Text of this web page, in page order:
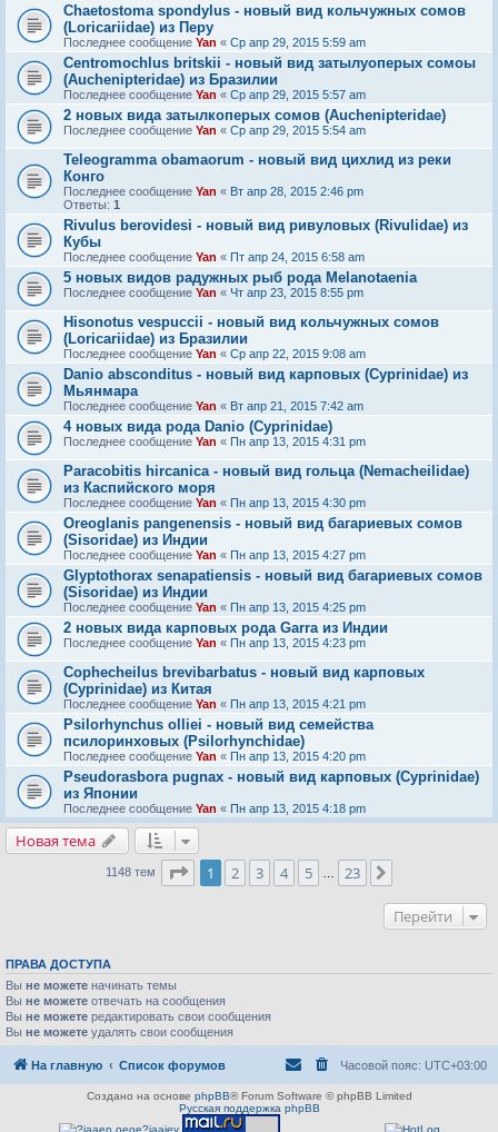
Chaetostoma spondylus - новый вид кольчужных сомов
(Loricariidae) из Перу
Последнее сообщение Yan « Ср апр 29, 2015 5:59 am
Centromochlus britskii - новый вид затылуоперых сомоы
(Auchenipteridae) из Бразилии
Последнее сообщение Yan « Ср апр 29, 2015 5:57 am
2 новых вида затылкоперых сомов (Auchenipteridae)
Последнее сообщение Yan « Ср апр 29, 2015 5:54 am
Teleogramma obamaorum - новый вид цихлид из реки
Конго
Последнее сообщение Yan « Вт апр 28, 2015 2:46 pm
Ответы: 1
Rivulus berovidesi - новый вид ривуловых (Rivulidae) из
Кубы
Последнее сообщение Yan « Пт апр 24, 2015 6:58 am
5 новых видов радужных рыб рода Melanotaenia
Последнее сообщение Yan « Чт апр 23, 2015 8:55 pm
Hisonotus vespuccii - новый вид кольчужных сомов
(Loricariidae) из Бразилии
Последнее сообщение Yan « Ср апр 22, 2015 9:08 am
Danio absconditus - новый вид карповых (Cyprinidae) из
Мьянмара
Последнее сообщение Yan « Вт апр 21, 2015 7:42 am
4 новых вида рода Danio (Cyprinidae)
Последнее сообщение Yan « Пн апр 13, 2015 4:31 pm
Paracobitis hircanica - новый вид гольца (Nemacheilidae)
из Каспийского моря
Последнее сообщение Yan « Пн апр 13, 2015 4:30 pm
Oreoglanis pangenensis - новый вид багариевых сомов
(Sisoridae) из Индии
Последнее сообщение Yan « Пн апр 13, 2015 4:27 pm
Glyptothorax senapatiensis - новый вид багариевых сомов
(Sisoridae) из Индии
Последнее сообщение Yan « Пн апр 13, 2015 4:25 pm
2 новых вида карповых рода Garra из Индии
Последнее сообщение Yan « Пн апр 13, 2015 4:23 pm
Cophecheilus brevibarbatus - новый вид карповых
(Cyprinidae) из Китая
Последнее сообщение Yan « Пн апр 13, 2015 4:21 pm
Psilorhynchus olliei - новый вид семейства
псилоринховых (Psilorhynchidae)
Последнее сообщение Yan « Пн апр 13, 2015 4:20 pm
Pseudorasbora pugnax - новый вид карповых (Cyprinidae)
из Японии
Последнее сообщение Yan « Пн апр 13, 2015 4:18 pm
Новая тема
1148 тем Страница1 из
1 2 3 4 5 23
Перейти
ПРАВА ДОСТУПА
Вы не можете начинать темы
Вы не можете отвечать на сообщения
Вы не можете редактировать свои сообщения
Вы не можете удалять свои сообщения
На главную Список форумов Часовой пояс: UTC+03:00
Создано на основе phpBB® Forum Software © phpBB Limited
Русская поддержка phpBB